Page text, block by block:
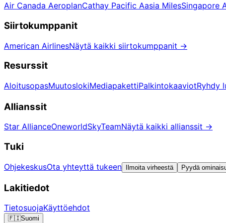
Air Canada AeroplanCathay Pacific Aasia MilesSingapore
Siirtokumppanit
American AirlinesNäytä kaikki siirtokumppanit →
Resurssit
AloitusopasMuutoslokiMediapakettiPalkintokaaviotRyhdy
Allianssit
Star AllianceOneworldSkyTeamNäytä kaikki allianssit →
Tuki
OhjekeskusOta yhteyttä tukeen Ilmoita virheestä Pyydä
Lakitiedot
TietosuojaKäyttöehdot
🇫🇮Suomi